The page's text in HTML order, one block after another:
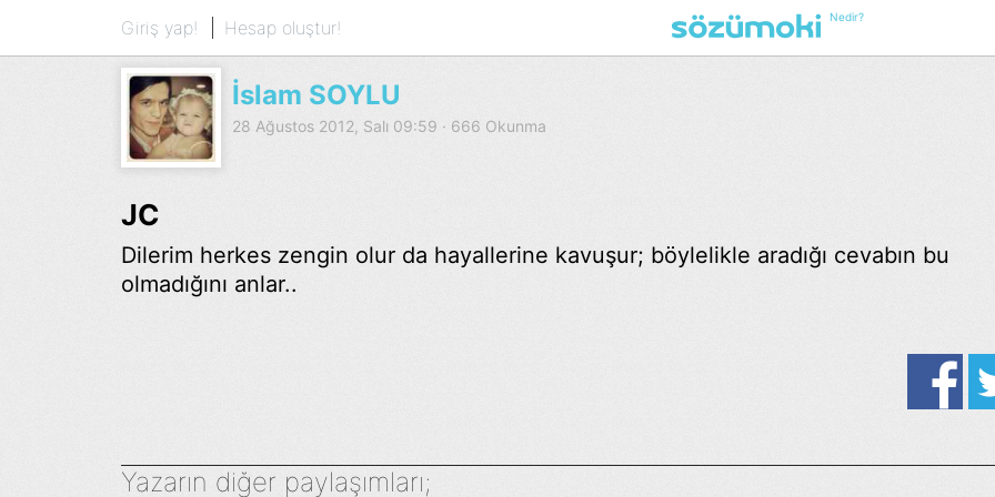
Giriş yap! Hesap oluştur! Nedir?
İslam SOYLU
28 Ağustos 2012, Salı 09:59 · 666 Okunma
JC
Dilerim herkes zengin olur da hayallerine kavuşur; böylelikle aradığı cevabın bu
olmadığını anlar..
Yazarın diğer paylaşımları;